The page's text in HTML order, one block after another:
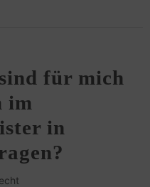
für mich
im
in